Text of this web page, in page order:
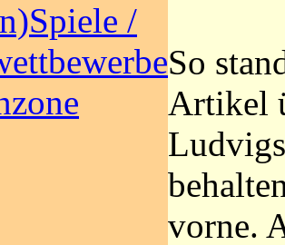
/
So
Artikel
vorne.